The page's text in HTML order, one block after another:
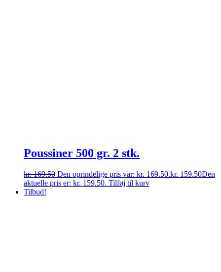
Poussiner 500 gr. 2 stk.
kr.169.50 Den oprindelige pris var: kr. 169.50.kr. 159.50Den
aktuelle pris er: kr. 159.50. Tilføj til kurv
Tilbud!